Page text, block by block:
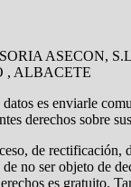
ASECON,
, ALBACETE
es enviarle
derechos sobre
de
no ser objeto de
es gratuito.